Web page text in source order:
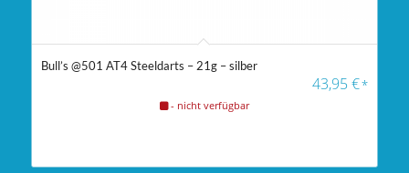
Bull’s @501 AT4 Steeldarts – 21g – silber
43,95€*
- nicht verfügbar